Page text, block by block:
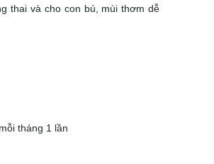
thai và cho con bú, mùi thơm dễ
tháng 1 lần